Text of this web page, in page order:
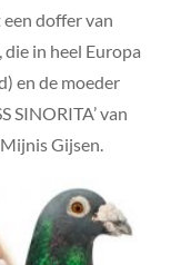
doffer van
in heel Europa
en de moeder
SINORITA’ van
Gijsen.